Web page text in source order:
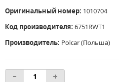
Оригинальный номер: 1010704
Код производителя: 6751RWT1
Производитель: Polcar (Польша)